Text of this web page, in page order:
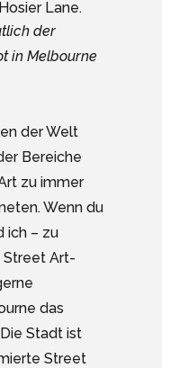
der
in Melbourne
der Welt
Bereiche
zu immer
Wenn du
ich – zu
Street Art-
das
Stadt ist
Street